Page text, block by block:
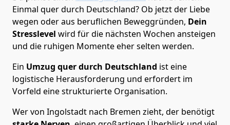
Einmal quer durch Deutschland? Ob jetzt der Liebe
wegen oder aus beruflichen Beweggründen, Dein
Stresslevel wird für die nächsten Wochen ansteigen
und die ruhigen Momente eher selten werden.
Ein Umzug quer durch Deutschland ist eine
logistische Herausforderung und erfordert im
Vorfeld eine strukturierte Organisation.
Wer von Ingolstadt nach Bremen zieht, der benötigt